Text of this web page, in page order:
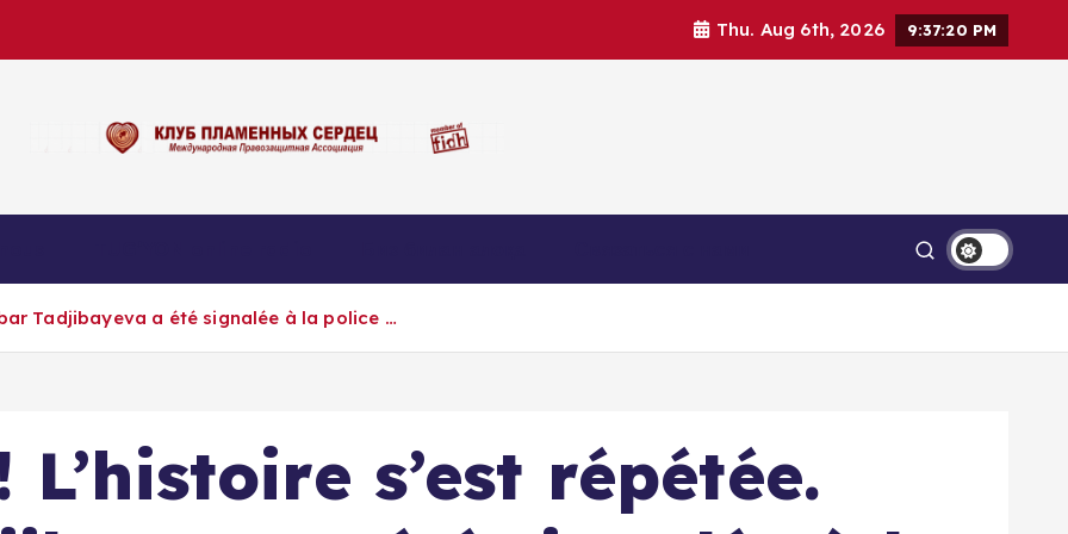
Thu. Aug 6th, 2026 9:37:21 PM
Tadjibayeva a été signalée à la police …
s’est répétée.